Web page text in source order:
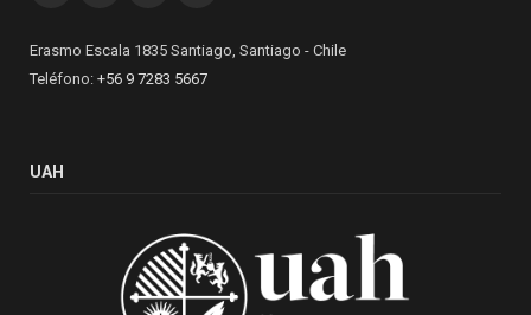
Erasmo Escala 1835 Santiago, Santiago - Chile
Teléfono: +56 9 7283 5667
UAH